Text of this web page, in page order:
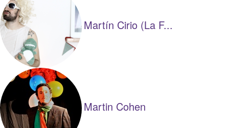
Martín Cirio (La F...
Martin Cohen